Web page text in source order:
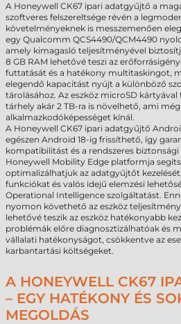
A Honeywell CK67 ipari adatgyűjtő a
szoftveres felszereltsége révén a
követelményeknek is messzemenően
egy Qualcomm QCS4490/QCM4490
amely kimagasló teljesítményével
8 GB RAM lehetővé teszi az
futtatását és a hatékony multitaskingot,
elegendő kapacitást nyújt a különböző
tárolásához. Az eszköz microSD
tárhely akár 2 TB-ra is növelhető, ami
alkalmazkodóképességet kínál.
A Honeywell CK67 ipari adatgyűjtő
egészen Android 18-ig frissíthető, így
kompatibilitást és a rendszeres biztonsági
Honeywell Mobility Edge platformja
optimalizálhatjuk az adatgyűjtőt
funkciókat és valós idejű elemzési
Operational Intelligence szolgáltatást.
nyomon követhető az eszköz
lehetővé teszik az eszköz hatékonyabb
problémák előre diagnosztizálhatóak és
vállalati hatékonyságot, csökkentve az
karbantartási költségeket.
A HONEYWELL CK67
– EGY HATÉKONY ÉS
MEGOLDÁS